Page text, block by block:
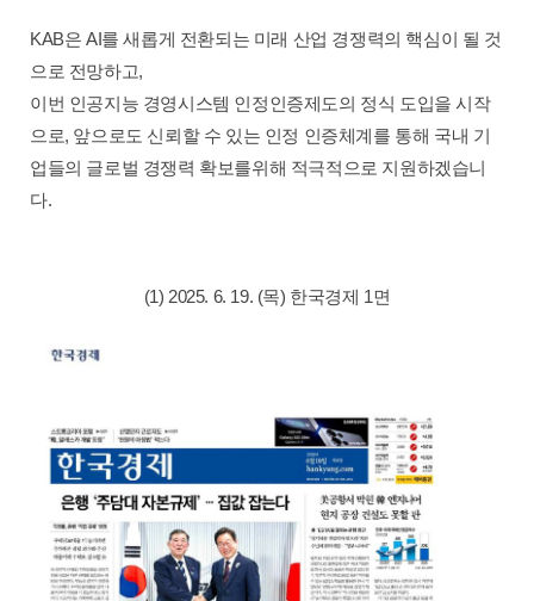
KAB은 AI를 새롭게 전환되는 미래 산업 경쟁력의 핵심이 될 것
으로 전망하고,
이번 인공지능 경영시스템 인정인증제도의 정식 도입을 시작
으로, 앞으로도 신뢰할 수 있는 인정 인증체계를 통해 국내 기
업들의 글로벌 경쟁력 확보를위해 적극적으로 지원하겠습니
다.
(1) 2025. 6. 19. (목) 한국경제 1면